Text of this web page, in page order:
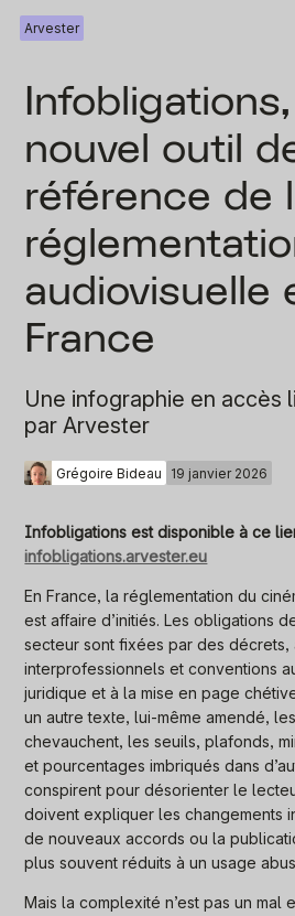
Arvester
nouvel outil
référence de
audiovisuelle
France
Une infographie en accès
par Arvester
Grégoire Bideau 19 janvier 2026
Infobligations est disponible à ce
infobligations.arvester.eu
En France, la réglementation du
est affaire d’initiés. Les obligations
secteur sont fixées par des décrets,
interprofessionnels et conventions
juridique et à la mise en page
un autre texte, lui-même amendé,
chevauchent, les seuils, plafonds,
et pourcentages imbriqués dans
conspirent pour désorienter le
doivent expliquer les changements
de nouveaux accords ou la
plus souvent réduits à un usage
Mais la complexité n’est pas un mal